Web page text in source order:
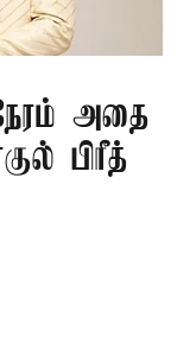
அதை
பிரீத்